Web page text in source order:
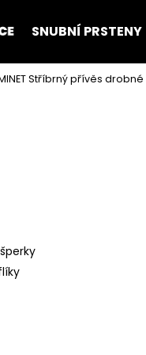
SNUBNÍ PRSTENY
Stříbrný přívěs